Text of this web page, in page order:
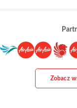
Zobacz